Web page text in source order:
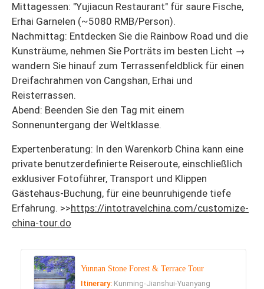
Mittagessen: "Yujiacun Restaurant" für saure Fische,
Erhai Garnelen (~5080 RMB/Person).
Nachmittag: Entdecken Sie die Rainbow Road und die
Kunsträume, nehmen Sie Porträts im besten Licht →
wandern Sie hinauf zum Terrassenfeldblick für einen
Dreifachrahmen von Cangshan, Erhai und
Reisterrassen.
Abend: Beenden Sie den Tag mit einem
Sonnenuntergang der Weltklasse.
Expertenberatung: In den Warenkorb China kann eine
private benutzerdefinierte Reiseroute, einschließlich
exklusiver Fotoführer, Transport und Klippen
Gästehaus-Buchung, für eine beunruhigende tiefe
Erfahrung. >>https://intotravelchina.com/customize-
china-tour.do
Yunnan Stone Forest & Terrace Tour
Itinerary: Kunming-Jianshui-Yuanyang